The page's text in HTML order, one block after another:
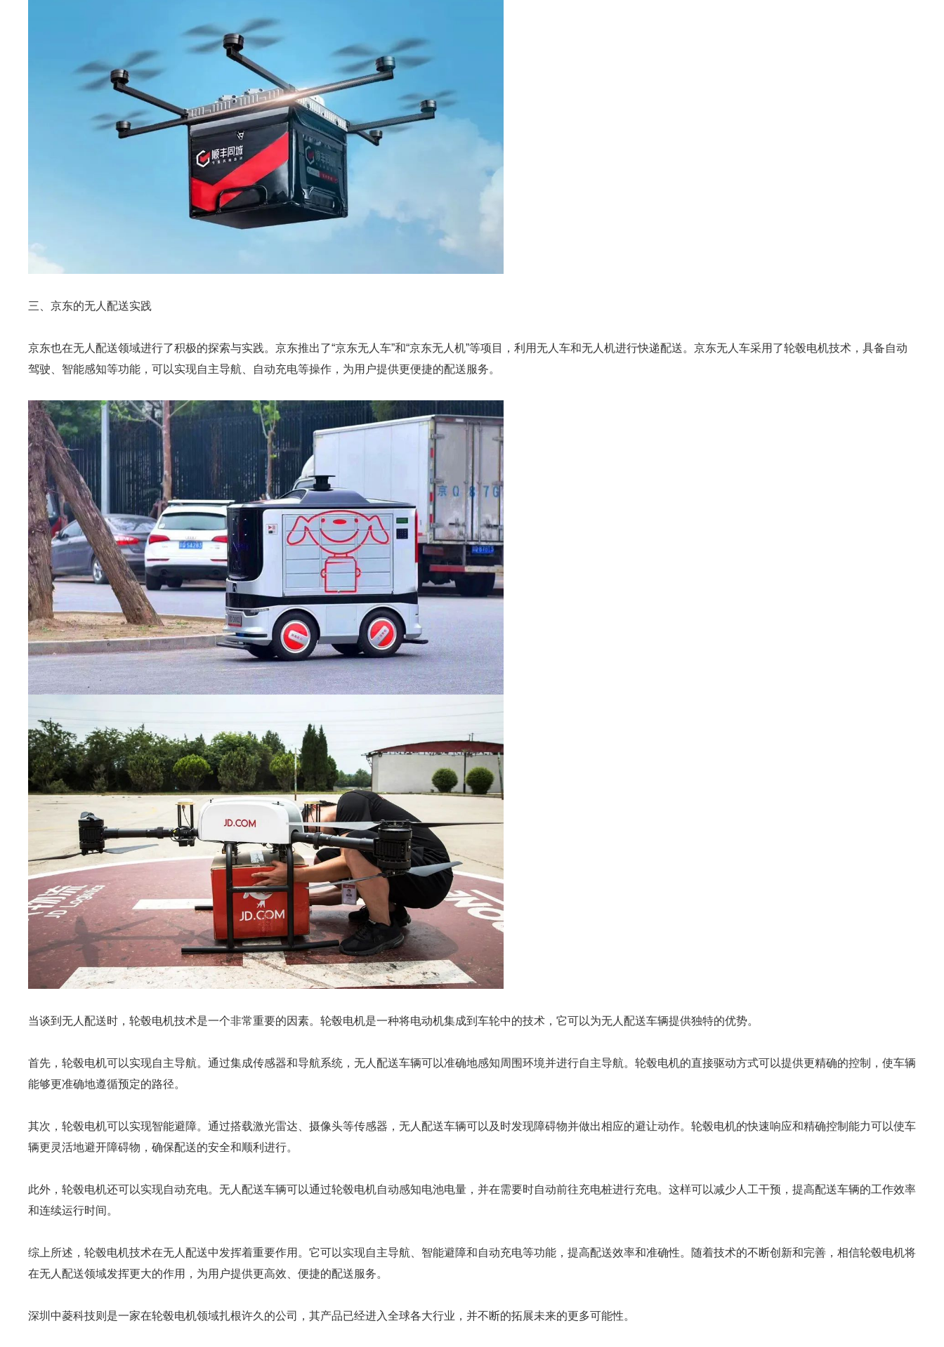
三、京东的无人配送实践
京东也在无人配送领域进行了积极的探索与实践。京东推出了“京东无人车”和“京东无人机”等项目，利用无人车和无人机进行快递配送。京东无人车采用了轮毂电机技术，具备自动
驾驶、智能感知等功能，可以实现自主导航、自动充电等操作，为用户提供更便捷的配送服务。
当谈到无人配送时， 轮毂电机技术是一个非常重要的因素。轮毂电机是一种将电动机集成到车轮中的技术，它可以为无人配送车辆提供独特的优势。
首先，轮毂电机可以实现自主导航。通过集成传感器和导航系统，无人配送车辆可以准确地感知周围环境并进行自主导航。轮毂电机的直接驱动方式可以提供更精确的控制，使车辆
能够更准确地遵循预定的路径。
其次，轮毂电机可以实现智能避障。通过搭载激光雷达、摄像头等传感器，无人配送车辆可以及时发现障碍物并做出相应的避让动作。轮毂电机的快速响应和精确控制能力可以使车
辆更灵活地避开障碍物，确保配送的安全和顺利进行。
此外，轮毂电机还可以实现自动充电。无人配送车辆可以通过轮毂电机自动感知电池电量，并在需要时自动前往充电桩进行充电。这样可以减少人工干预，提高配送车辆的工作效率
和连续运行时间。
综上所述，轮毂电机技术在无人配送中发挥着重要作用。它可以实现自主导航、智能避障和自动充电等功能，提高配送效率和准确性。随着技术的不断创新和完善，相信轮毂电机将
在无人配送领域发挥更大的作用，为用户提供更高效、便捷的配送服务。
深圳中菱科技则是一家在轮毂电机领域扎根许久的公司，其产品已经进入全球各大行业，并不断的拓展未来的更多可能性。